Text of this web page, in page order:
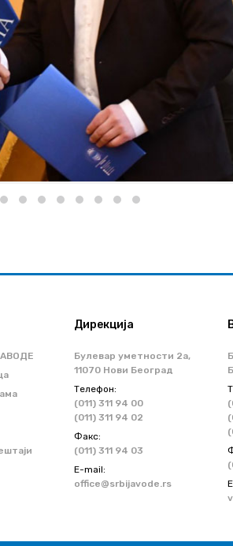
Дирекција
Булевар уметности 2a,
11070 Нови Београд
Телефон:
(011) 311 94 00
(011) 311 94 02
Факс:
(011) 311 94 03
Е-mail:
office@srbijavode.rs